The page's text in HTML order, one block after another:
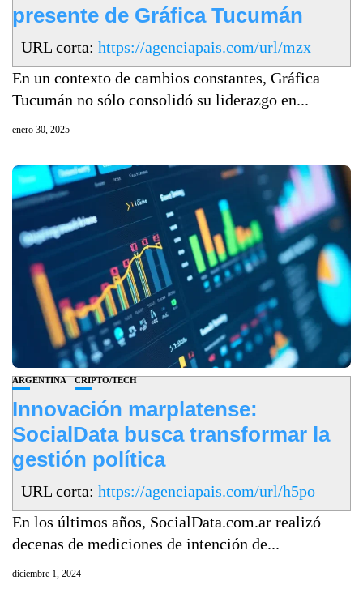
presente de Gráfica Tucumán
URL corta: https://agenciapais.com/url/mzx
En un contexto de cambios constantes, Gráfica
Tucumán no sólo consolidó su liderazgo en...
enero 30, 2025
ARGENTINA CRIPTO/TECH
Innovación marplatense:
SocialData busca transformar la
gestión política
URL corta: https://agenciapais.com/url/h5po
En los últimos años, SocialData.com.ar realizó
decenas de mediciones de intención de...
diciembre 1, 2024